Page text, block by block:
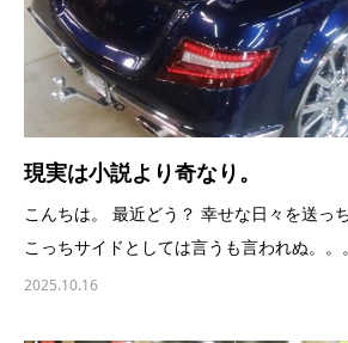
現実は小説より奇なり。
こんちは。 最近どう？ 幸せな日々を送っ
こっちサイドとしては言うも言われぬ。。
2025.10.16